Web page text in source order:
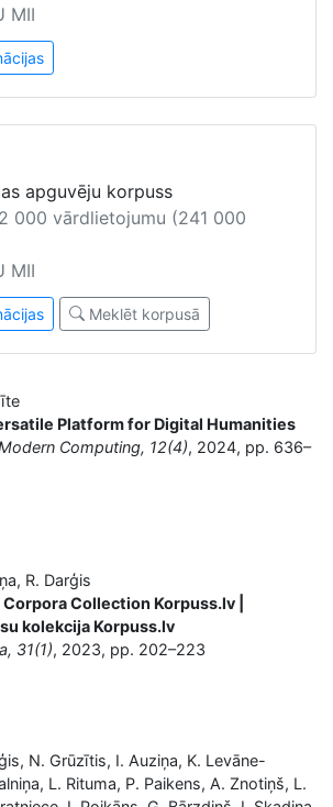
MII
apguvēju korpuss
000 vārdlietojumu (241 000
MII
Meklēt korpusā
Platform for Digital Humanities
Computing, 12(4), 2024, pp. 636–
R. Darģis
Collection Korpuss.lv |
kolekcija Korpuss.lv
31(1), 2023, pp. 202–223
N. Grūzītis, I. Auziņa, K. Levāne-
L. Rituma, P. Paikens, A. Znotiņš, L.